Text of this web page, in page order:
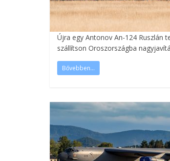
Újra egy Antonov An-124 Ruszlán
szállítson Oroszországba
Bővebben...